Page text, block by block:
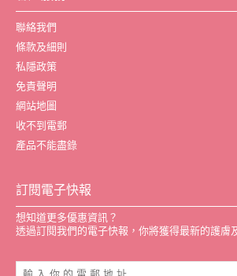
聯絡我們
條款及細則
私隱政策
免責聲明
網站地圖
收不到電郵
產品不能盡錄
訂閱電子快報
想知道更多優惠資訊？
透過訂閱我們的電子快報，你將獲得最新的護膚